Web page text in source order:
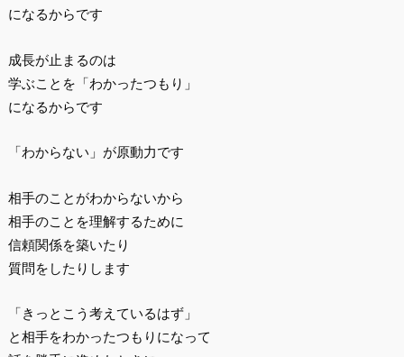
になるからです
成長が止まるのは
学ぶことを「わかったつもり」
になるからです
「わからない」が原動力です
相手のことがわからないから
相手のことを理解するために
信頼関係を築いたり
質問をしたりします
「きっとこう考えているはず」
と相手をわかったつもりになって